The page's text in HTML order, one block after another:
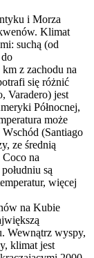
i Morza
Klimat
suchą (od
z zachodu na
się różnić
Varadero) jest
Północnej,
może
(Santiago
ze średnią
na
są
więcej
na Kubie
Wewnątrz wyspy,
klimat jest